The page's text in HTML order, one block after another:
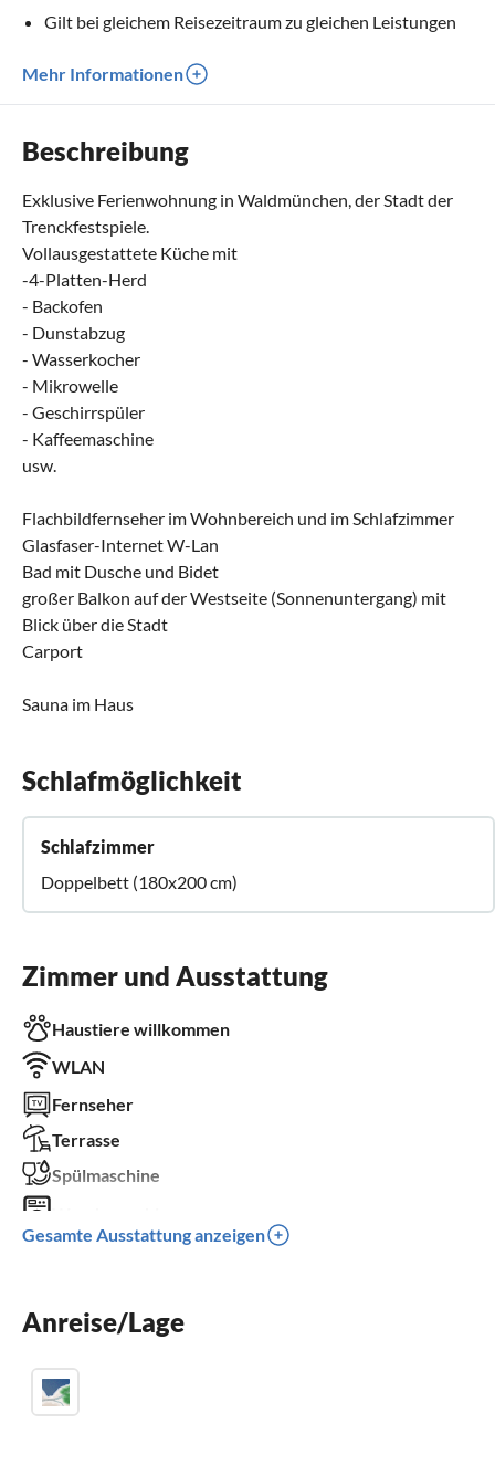
Gilt bei gleichem Reisezeitraum zu gleichen Leistungen
Mehr Informationen
Beschreibung
Exklusive Ferienwohnung in Waldmünchen, der Stadt der
Trenckfestspiele.
Vollausgestattete Küche mit
-4-Platten-Herd
- Backofen
- Dunstabzug
- Wasserkocher
- Mikrowelle
- Geschirrspüler
- Kaffeemaschine
usw.
Flachbildfernseher im Wohnbereich und im Schlafzimmer
Glasfaser-Internet W-Lan
Bad mit Dusche und Bidet
großer Balkon auf der Westseite (Sonnenuntergang) mit
Blick über die Stadt
Carport
Sauna im Haus
Schlafmöglichkeit
Schlafzimmer
Doppelbett (180x200 cm)
Zimmer und Ausstattung
Haustiere willkommen
WLAN
Fernseher
Terrasse
Spülmaschine
Parkplatz
Gesamte Ausstattung anzeigen
Anreise/Lage